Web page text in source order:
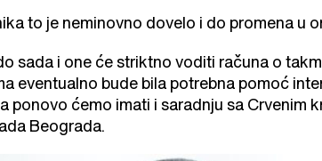
to je neminovno dovelo i do promena u
sada i one će striktno voditi računa o
eventualno bude bila potrebna pomoć
ćemo imati i saradnju sa Crvenim
Beograda.